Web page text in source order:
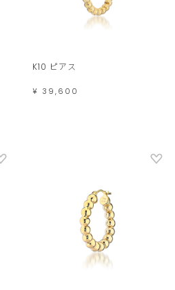
K10 ピアス
¥ 39,600